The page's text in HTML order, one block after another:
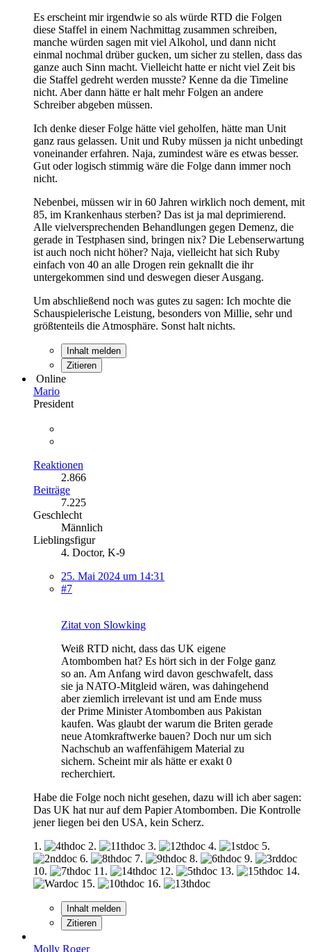
Es erscheint mir irgendwie so als würde RTD die Folgen
diese Staffel in einem Nachmittag zusammen schreiben,
manche würden sagen mit viel Alkohol, und dann nicht
einmal nochmal drüber gucken, um sicher zu stellen, dass das
ganze auch Sinn macht. Vielleicht hatte er nicht viel Zeit bis
die Staffel gedreht werden musste? Kenne da die Timeline
nicht. Aber dann hätte er halt mehr Folgen an andere
Schreiber abgeben müssen.
Ich denke dieser Folge hätte viel geholfen, hätte man Unit
ganz raus gelassen. Unit und Ruby müssen ja nicht unbedingt
voneinander erfahren. Naja, zumindest wäre es etwas besser.
Gut oder logisch stimmig wäre die Folge dann immer noch
nicht.
Nebenbei, müssen wir in 60 Jahren wirklich noch dement, mit
85, im Krankenhaus sterben? Das ist ja mal deprimierend.
Alle vielversprechenden Behandlungen gegen Demenz, die
gerade in Testphasen sind, bringen nix? Die Lebenserwartung
ist auch noch nicht höher? Naja, vielleicht hat sich Ruby
einfach von 40 an alle Drogen rein geknallt die ihr
untergekommen sind und deswegen dieser Ausgang.
Um abschließend noch was gutes zu sagen: Ich mochte die
Schauspielerische Leistung, besonders von Millie, sehr und
größtenteils die Atmosphäre. Sonst halt nichts.
Inhalt melden
Zitieren
Online
Mario
President
Reaktionen
2.866
Beiträge
7.225
Geschlecht
Männlich
Lieblingsfigur
4. Doctor, K-9
25. Mai 2024 um 14:31
#7
Zitat von Slowking
Weiß RTD nicht, dass das UK eigene
Atombomben hat? Es hört sich in der Folge ganz
so an. Am Anfang wird davon geschwafelt, dass
sie ja NATO-Mitgleid wären, was dahingehend
aber ziemlich irrelevant ist und am Ende muss
der Prime Minister Atombomben aus Pakistan
kaufen. Was glaubt der warum die Briten gerade
neue Atomkraftwerke bauen? Doch nur um sich
Nachschub an waffenfähigem Material zu
sichern. Scheint mir als hätte er exakt 0
recherchiert.
Habe die Folge noch nicht gesehen, dazu will ich aber sagen:
Das UK hat nur auf dem Papier Atombomben. Die Kontrolle
jener liegen bei den USA, kein Scherz.
1.
2. 3. 4.
5.
6.
7. 8.
9.
10.
11. 12. 13.
14.
15.
16.
Inhalt melden
Zitieren
Molly Roger